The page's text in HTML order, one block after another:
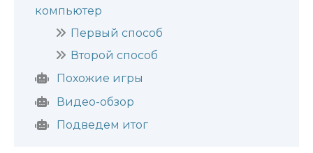
компьютер
Первый способ
Второй способ
Похожие игры
Видео-обзор
Подведем итог